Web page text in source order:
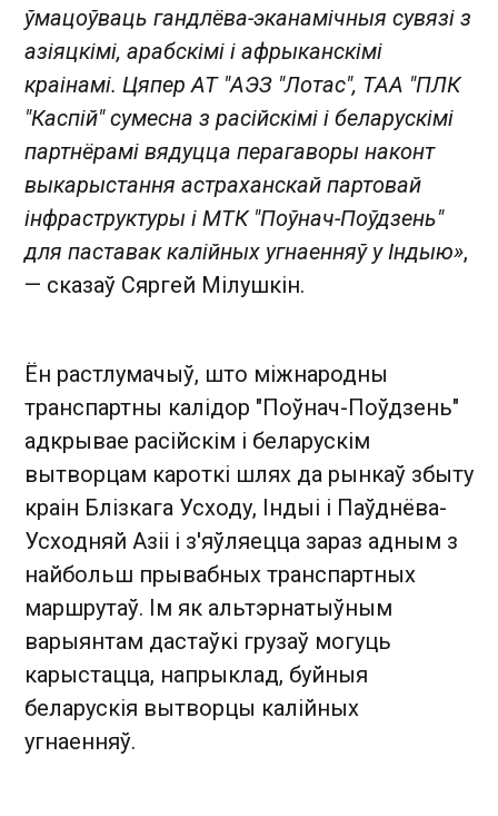
ўмацоўваць гандлёва-эканамічныя сувязі з
азіяцкімі, арабскімі і афрыканскімі
краінамі. Цяпер АТ "АЭЗ "Лотас", ТАА "ПЛК
"Каспій" сумесна з расійскімі і беларускімі
партнёрамі вядуцца перагаворы наконт
выкарыстання астраханскай партовай
інфраструктуры і МТК "Поўнач-Поўдзень"
для паставак калійных угнаенняў у Індыю»,
— сказаў Сяргей Мілушкін.
Ён растлумачыў, што міжнародны
транспартны калідор "Поўнач-Поўдзень"
адкрывае расійскім і беларускім
вытворцам кароткі шлях да рынкаў збыту
краін Блізкага Усходу, Індыі і Паўднёва-
Усходняй Азіі і з'яўляецца зараз адным з
найбольш прывабных транспартных
маршрутаў. Ім як альтэрнатыўным
варыянтам дастаўкі грузаў могуць
карыстацца, напрыклад, буйныя
беларускія вытворцы калійных
угнаенняў.